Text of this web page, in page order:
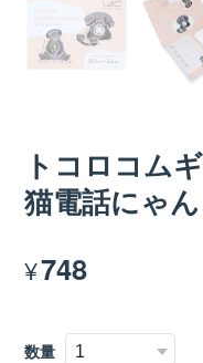
トコロコム
猫電話にゃ
¥748
数量